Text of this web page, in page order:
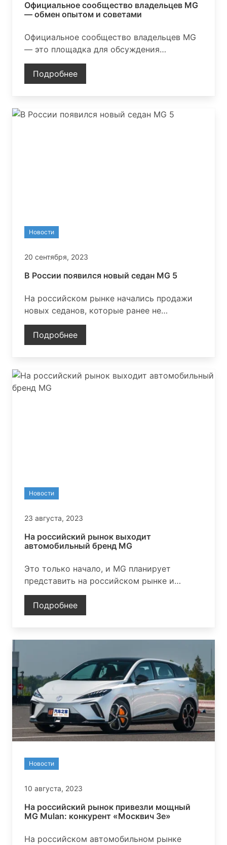
Официальное сообщество владельцев MG
— обмен опытом и советами
Официальное сообщество владельцев MG
— это площадка для обсуждения
технических вопросов, обслуживания,
ремонта и тюнинга автомобилей MG.
Участники делятся опытом эксплуатации,
получают рекомендации и узнают о
мероприятиях бренда.
Подробнее
Новости
20 сентября, 2023
В России появился новый седан MG 5
На российском рынке начались продажи
новых седанов, которые ранее не
представлялись на этом рынке
Подробнее
Новости
23 августа, 2023
На российский рынок выходит
автомобильный бренд MG
Это только начало, и MG планирует
представить на российском рынке и
другие модели, включая электрический
хэтчбек MG Mulan
Подробнее
Новости
10 августа, 2023
На российский рынок привезли мощный
MG Mulan: конкурент «Москвич 3е»
На российском автомобильном рынке